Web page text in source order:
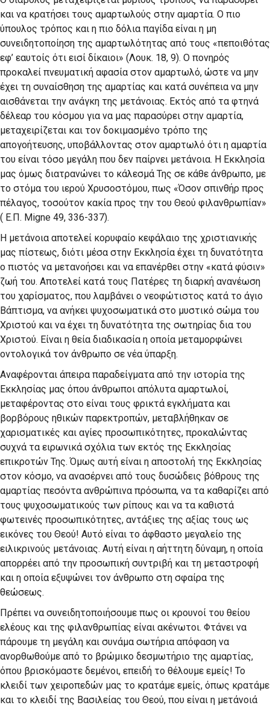
και να κρατήσει τους αμαρτωλούς στην αμαρτία. Ο πιο
ύπουλος τρόπος και η πιο δόλια παγίδα είναι η μη
συνειδητοποίηση της αμαρτωλότητας από τους «πεποιθότας
εφ’ εαυτοίς ότι εισί δίκαιοι» (Λουκ. 18, 9). Ο πονηρός
προκαλεί πνευματική αφασία στον αμαρτωλό, ώστε να μην
έχει τη συναίσθηση της αμαρτίας και κατά συνέπεια να μην
αισθάνεται την ανάγκη της μετάνοιας. Εκτός από τα φτηνά
δέλεαρ του κόσμου για να μας παρασύρει στην αμαρτία,
μεταχειρίζεται και τον δοκιμασμένο τρόπο της
απογοήτευσης, υποβάλλοντας στον αμαρτωλό ότι η αμαρτία
του είναι τόσο μεγάλη που δεν παίρνει μετάνοια. Η Εκκλησία
μας όμως διατρανώνει το κάλεσμά Της σε κάθε άνθρωπο, με
το στόμα του ιερού Χρυσοστόμου, πως «Όσον σπινθήρ προς
πέλαγος, τοσούτον κακία προς την του Θεού φιλανθρωπίαν»
( Ε.Π. Migne 49, 336-337).
Η μετάνοια αποτελεί κορυφαίο κεφάλαιο της χριστιανικής
μας πίστεως, διότι μέσα στην Εκκλησία έχει τη δυνατότητα
ο πιστός να μετανοήσει και να επανέρθει στην «κατά φύσιν»
ζωή του. Αποτελεί κατά τους Πατέρες τη διαρκή ανανέωση
του χαρίσματος, που λαμβάνει ο νεοφώτιστος κατά το άγιο
Βάπτισμα, να ανήκει ψυχοσωματικά στο μυστικό σώμα του
Χριστού και να έχει τη δυνατότητα της σωτηρίας δια του
Χριστού. Είναι η θεία διαδικασία η οποία μεταμορφώνει
οντολογικά τον άνθρωπο σε νέα ύπαρξη.
Αναφέρονται άπειρα παραδείγματα από την ιστορία της
Εκκλησίας μας όπου άνθρωποι απόλυτα αμαρτωλοί,
μεταφέροντας στο είναι τους φρικτά εγκλήματα και
βορβόρους ηθικών παρεκτροπών, μεταβλήθηκαν σε
χαρισματικές και αγίες προσωπικότητες, προκαλώντας
συχνά τα ειρωνικά σχόλια των εκτός της Εκκλησίας
επικροτών Της. Όμως αυτή είναι η αποστολή της Εκκλησίας
στον κόσμο, να ανασέρνει από τους δυσώδεις βόθρους της
αμαρτίας πεσόντα ανθρώπινα πρόσωπα, να τα καθαρίζει από
τους ψυχοσωματικούς των ρίπους και να τα καθιστά
φωτεινές προσωπικότητες, αντάξιες της αξίας τους ως
εικόνες του Θεού! Αυτό είναι το άφθαστο μεγαλείο της
ειλικρινούς μετάνοιας. Αυτή είναι η αήττητη δύναμη, η οποία
απορρέει από την προσωπική συντριβή και τη μεταστροφή
και η οποία εξυψώνει τον άνθρωπο στη σφαίρα της
θεώσεως.
Πρέπει να συνειδητοποιήσουμε πως οι κρουνοί του θείου
ελέους και της φιλανθρωπίας είναι ακένωτοι. Φτάνει να
πάρουμε τη μεγάλη και συνάμα σωτήρια απόφαση να
ανορθωθούμε από το βρώμικο δεσμωτήριο της αμαρτίας,
όπου βρισκόμαστε δεμένοι, επειδή το θέλουμε εμείς! Το
κλειδί των χειροπεδών μας το κρατάμε εμείς, όπως κρατάμε
και το κλειδί της Βασιλείας του Θεού, που είναι η μετάνοιά